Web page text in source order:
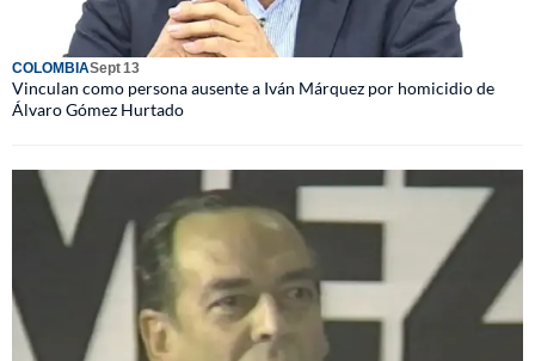
COLOMBIASept 13
Vinculan como persona ausente a Iván Márquez por homicidio de
Álvaro Gómez Hurtado